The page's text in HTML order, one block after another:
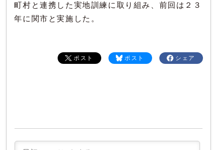
町村と連携した実地訓練に取り組み、前回は２３
年に関市と実施した。
シェア
ポスト
ポスト